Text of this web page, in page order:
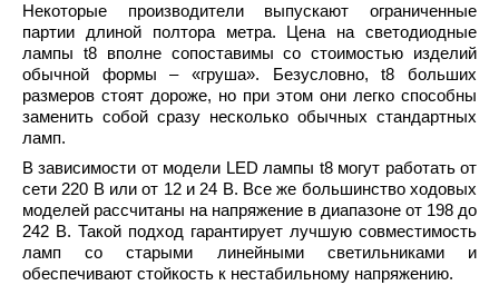
Некоторые производители выпускают ограниченные
партии длиной полтора метра. Цена на светодиодные
лампы t8 вполне сопоставимы со стоимостью изделий
обычной формы – «груша». Безусловно, t8 больших
размеров стоят дороже, но при этом они легко способны
заменить собой сразу несколько обычных стандартных
ламп.
В зависимости от модели LED лампы t8 могут работать от
сети 220 В или от 12 и 24 В. Все же большинство ходовых
моделей рассчитаны на напряжение в диапазоне от 198 до
242 В. Такой подход гарантирует лучшую совместимость
ламп со старыми линейными светильниками и
обеспечивают стойкость к нестабильному напряжению.